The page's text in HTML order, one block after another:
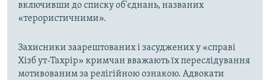
включивши до списку об'єднань, названих
«терористичними».
Захисники заарештованих і засуджених у «справі
Хізб ут-Тахрір» кримчан вважають їх переслідування
мотивованим за релігійною ознакою. Адвокати